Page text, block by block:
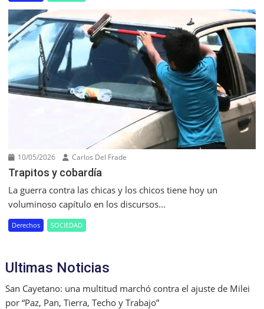
10/05/2026 Carlos Del Frade
Trapitos y cobardía
La guerra contra las chicas y los chicos tiene hoy un
voluminoso capítulo en los discursos...
Derechos SOCIEDAD
Ultimas Noticias
San Cayetano: una multitud marchó contra el ajuste de Milei
por “Paz, Pan, Tierra, Techo y Trabajo”